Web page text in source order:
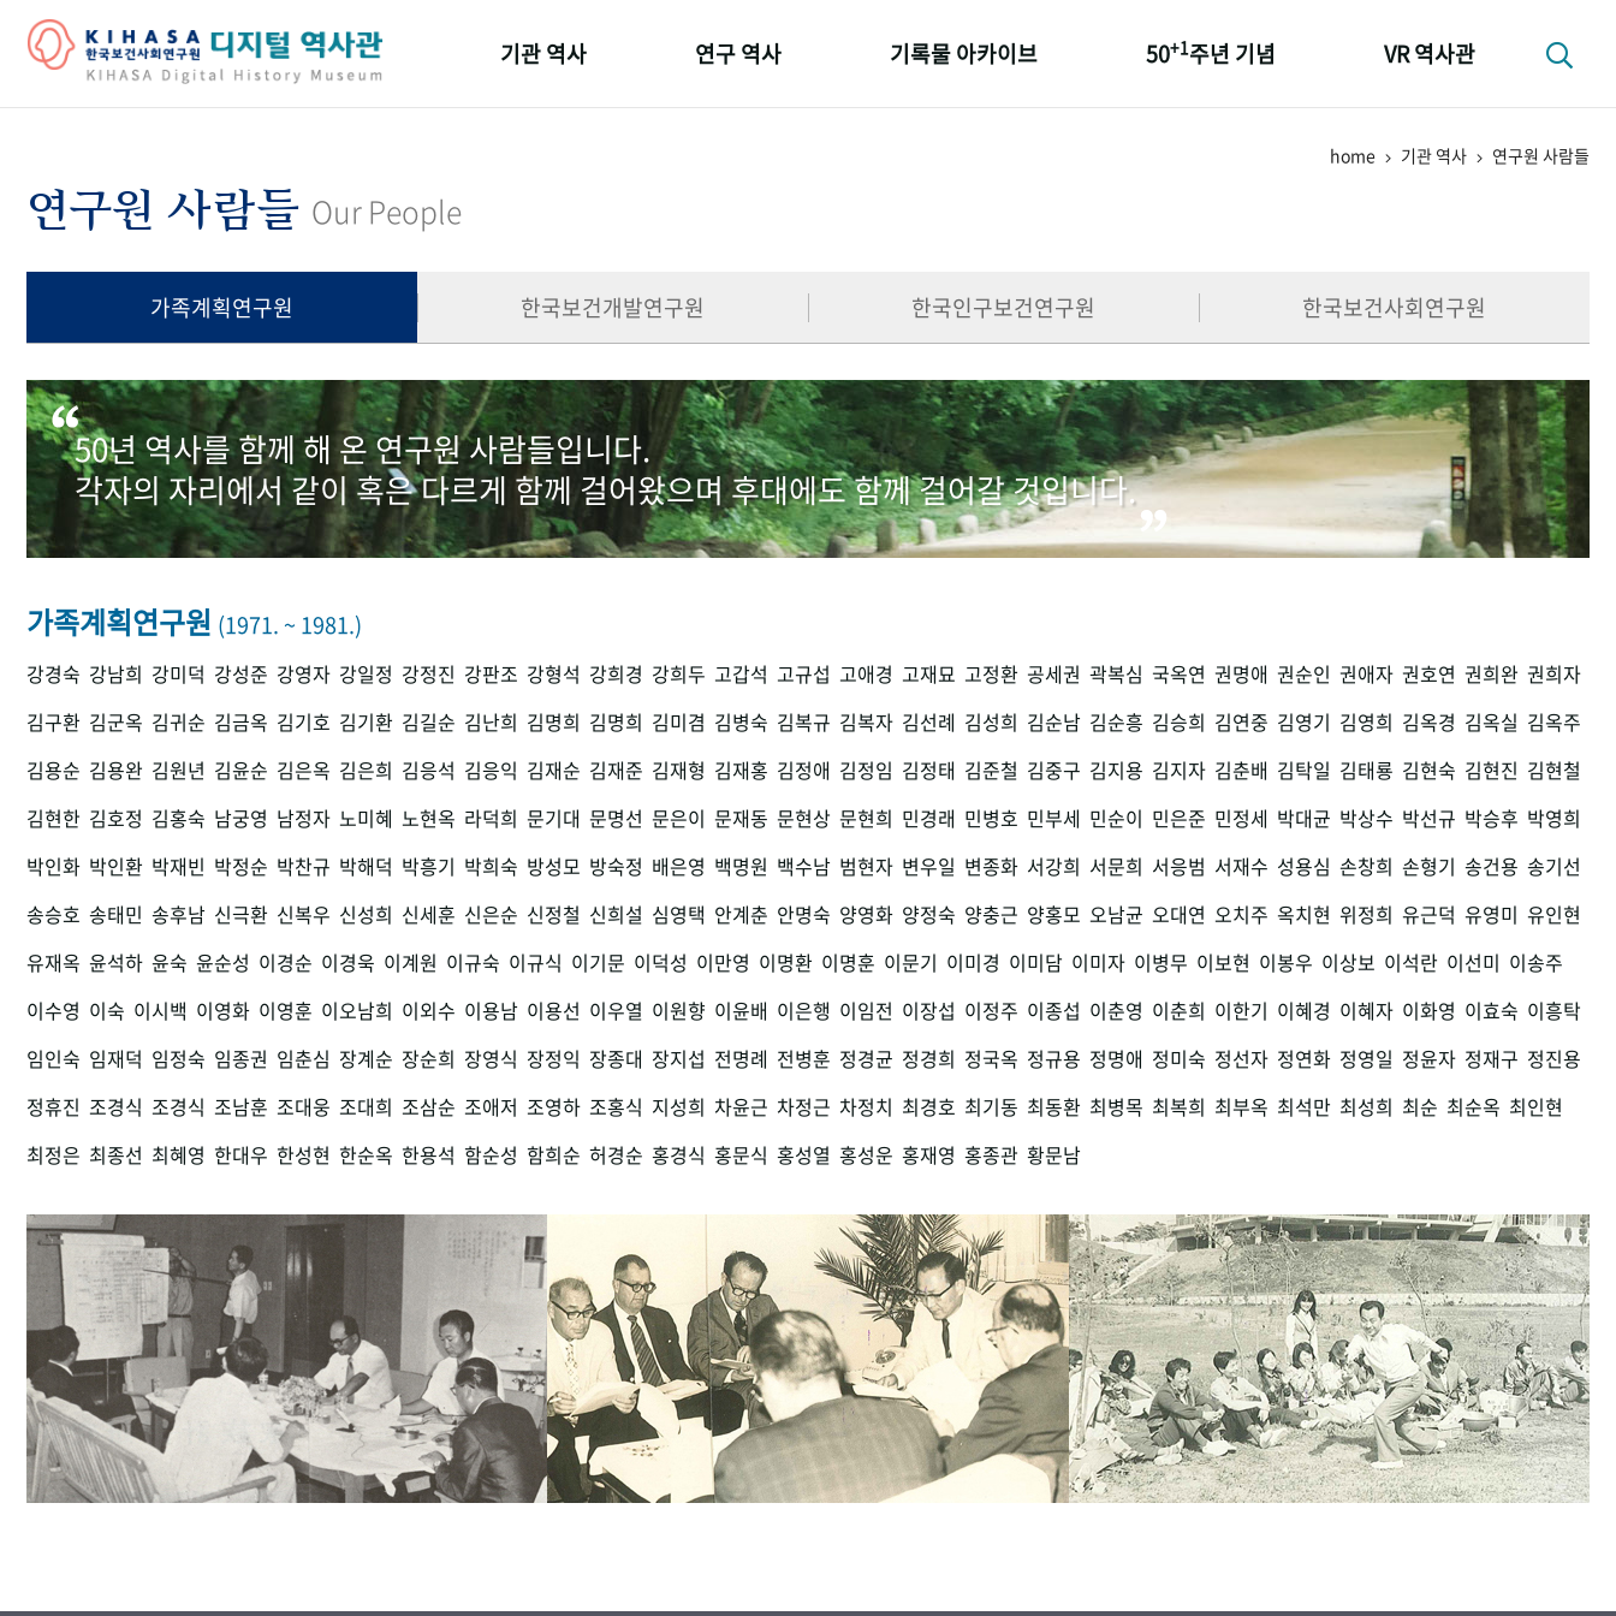
기관 역사 연구 역사 기록물 아카이브 50+1주년 기념
세계와 함께 한 KIHASA
VR 역사관
home 기관 역사 연구원 사람들
연구원 사람들 Our People
가족계획연구원 한국보건개발연구원 한국인구보건연구원 한국보건사회연구원
50년 역사를 함께 해 온 연구원 사람들입니다.
각자의 자리에서 같이 혹은 다르게 함께 걸어왔으며 후대에도 함께 걸어갈 것입니다.
가족계획연구원 (1971. ~ 1981.)
강경숙 강남희 강미덕 강성준 강영자 강일정 강정진 강판조 강형석 강희경 강희두 고갑석 고규섭 고애경 고재묘 고정환 공세권 곽복심 국옥연 권명애 권순인 권애자 권호연 권희완 권희자
김구환 김군옥 김귀순 김금옥 김기호 김기환 김길순 김난희 김명희 김명희 김미겸 김병숙 김복규 김복자 김선례 김성희 김순남 김순흥 김승희 김연중 김영기 김영희 김옥경 김옥실 김옥주
김용순 김용완 김원년 김윤순 김은옥 김은희 김응석 김응익 김재순 김재준 김재형 김재홍 김정애 김정임 김정태 김준철 김중구 김지용 김지자 김춘배 김탁일 김태룡 김현숙 김현진 김현철
김현한 김호정 김홍숙 남궁영 남정자 노미혜 노현옥 라덕희 문기대 문명선 문은이 문재동 문현상 문현희 민경래 민병호 민부세 민순이 민은준 민정세 박대균 박상수 박선규 박승후 박영희
박인화 박인환 박재빈 박정순 박찬규 박해덕 박흥기 박희숙 방성모 방숙정 배은영 백명원 백수남 범현자 변우일 변종화 서강희 서문희 서응범 서재수 성용심 손창희 손형기 송건용 송기선
송승호 송태민 송후남 신극환 신복우 신성희 신세훈 신은순 신정철 신희설 심영택 안계춘 안명숙 양영화 양정숙 양충근 양홍모 오남균 오대연 오치주 옥치현 위정희 유근덕 유영미 유인현
유재옥 윤석하 윤숙 윤순성 이경순 이경욱 이계원 이규숙 이규식 이기문 이덕성 이만영 이명환 이명훈 이문기 이미경 이미담 이미자 이병무 이보현 이봉우 이상보 이석란 이선미 이송주
이수영 이숙 이시백 이영화 이영훈 이오남희 이외수 이용남 이용선 이우열 이원향 이윤배 이은행 이임전 이장섭 이정주 이종섭 이춘영 이춘희 이한기 이혜경 이혜자 이화영 이효숙 이흥탁
임인숙 임재덕 임정숙 임종권 임춘심 장계순 장순희 장영식 장정익 장종대 장지섭 전명례 전병훈 정경균 정경희 정국옥 정규용 정명애 정미숙 정선자 정연화 정영일 정윤자 정재구 정진용
정휴진 조경식 조경식 조남훈 조대웅 조대희 조삼순 조애저 조영하 조홍식 지성희 차윤근 차정근 차정치 최경호 최기동 최동환 최병목 최복희 최부옥 최석만 최성희 최순 최순옥 최인현
최정은 최종선 최혜영 한대우 한성현 한순옥 한용석 함순성 함희순 허경순 홍경식 홍문식 홍성열 홍성운 홍재영 홍종관 황문남